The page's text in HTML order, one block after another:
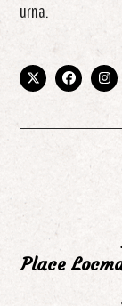
urna.
X Facebook
Place